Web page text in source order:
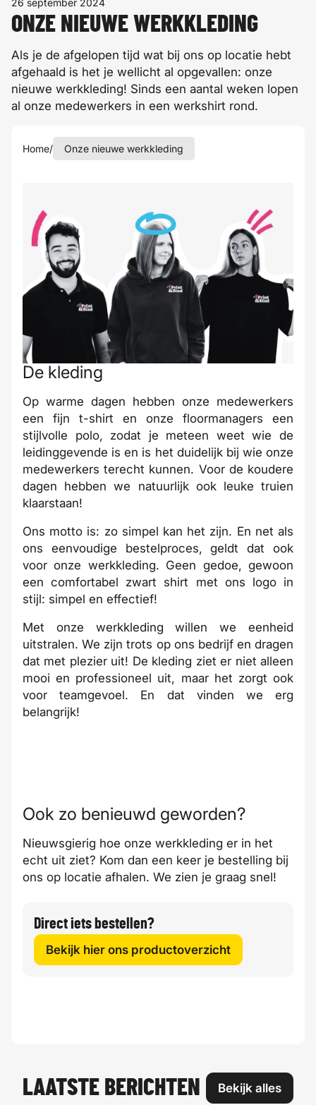
26 september 2024
ONZE NIEUWE WERKKLEDING
Als je de afgelopen tijd wat bij ons op locatie hebt
afgehaald is het je wellicht al opgevallen: onze
nieuwe werkkleding! Sinds een aantal weken lopen
al onze medewerkers in een werkshirt rond.
Home/ Onze nieuwe werkkleding
De kleding
Op warme dagen hebben onze medewerkers
een fijn t-shirt en onze floormanagers een
stijlvolle polo, zodat je meteen weet wie de
leidinggevende is en is het duidelijk bij wie onze
medewerkers terecht kunnen. Voor de koudere
dagen hebben we natuurlijk ook leuke truien
klaarstaan!
Ons motto is: zo simpel kan het zijn. En net als
ons eenvoudige bestelproces, geldt dat ook
voor onze werkkleding. Geen gedoe, gewoon
een comfortabel zwart shirt met ons logo in
stijl: simpel en effectief!
Met onze werkkleding willen we eenheid
uitstralen. We zijn trots op ons bedrijf en dragen
dat met plezier uit! De kleding ziet er niet alleen
mooi en professioneel uit, maar het zorgt ook
voor teamgevoel. En dat vinden we erg
belangrijk!
Ook zo benieuwd geworden?
Nieuwsgierig hoe onze werkkleding er in het
echt uit ziet? Kom dan een keer je bestelling bij
ons op locatie afhalen. We zien je graag snel!
Direct iets bestellen?
Bekijk hier ons productoverzicht
LAATSTE BERICHTEN Bekijk alles